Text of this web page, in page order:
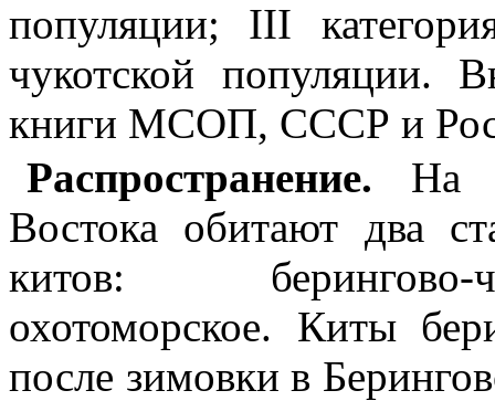
популяции; III
чукотской популяции.
книги МСОП, СССР и
Распространение. На
Востока обитают два
китов:
охотоморское. Киты
после зимовки в